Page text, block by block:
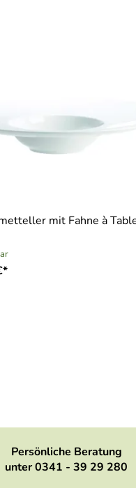
mit Fahne à
Persönliche Beratung
unter 0341 - 39 29 280